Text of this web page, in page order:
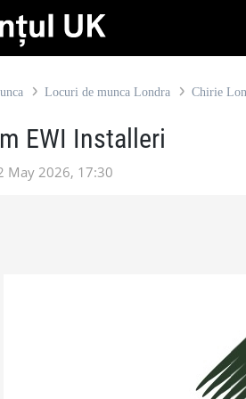
Locuri de munca Londra Chirie
EWI Installeri
May 2026, 17:30